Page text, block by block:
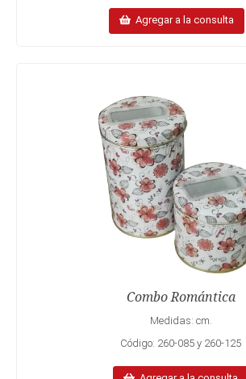
Agregar a la consulta
Combo Romántica
Medidas: cm.
Código: 260-085 y 260-125